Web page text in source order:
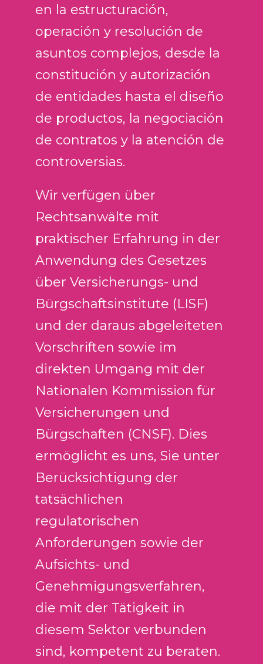
en la estructuración,
operación y resolución de
asuntos complejos, desde la
constitución y autorización
de entidades hasta el diseño
de productos, la negociación
de contratos y la atención de
controversias.
Wir verfügen über
Rechtsanwälte mit
praktischer Erfahrung in der
Anwendung des Gesetzes
über Versicherungs- und
Bürgschaftsinstitute (LISF)
und der daraus abgeleiteten
Vorschriften sowie im
direkten Umgang mit der
Nationalen Kommission für
Versicherungen und
Bürgschaften (CNSF). Dies
ermöglicht es uns, Sie unter
Berücksichtigung der
tatsächlichen
regulatorischen
Anforderungen sowie der
Aufsichts- und
Genehmigungsverfahren,
die mit der Tätigkeit in
diesem Sektor verbunden
sind, kompetent zu beraten.